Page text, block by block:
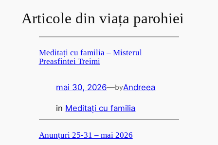
Articole din viața parohiei
Meditați cu familia – Misterul
Preasfintei Treimi
mai 30, 2026—byAndreea
in Meditați cu familia
Anunțuri 25-31 – mai 2026